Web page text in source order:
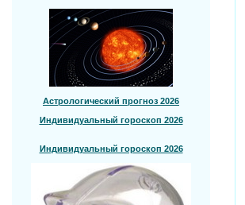
Астрологический прогноз 2026
Индивидуальный гороскоп 2026
Индивидуальный гороскоп 2026